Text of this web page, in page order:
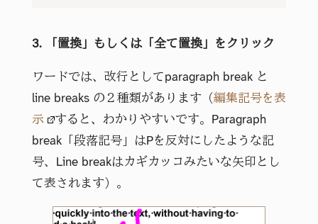
3. 「置換」もしくは「全て置換」をクリック
ワードでは、改行としてparagraph break と
line breaks の２種類があります（編集記号を表
示
すると、わかりやすいです。Paragraph
break「段落記号」はPを反対にしたような記
号、Line breakはカギカッコみたいな矢印とし
て表されます）。